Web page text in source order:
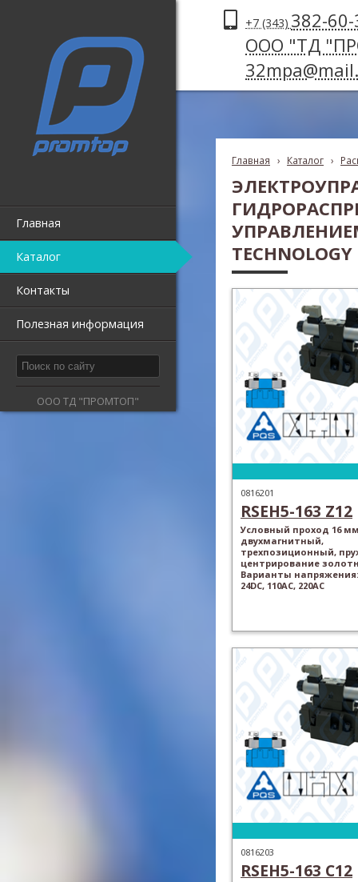
Главная
Каталог
Контакты
Полезная информация
ООО ТД "ПРОМТОП"
+7 (343) 382-
ООО "ТД
Главная › Каталог ›
0816201
RSEH5-163 Z12
Условный проход 16
двухмагнитный,
трехпозиционный,
центрирование
Варианты напряжения:
24DC, 110AC, 220AC
0816203
RSEH5-163 C12